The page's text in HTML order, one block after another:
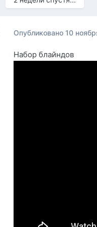
Опубликовано10
Набор блайндов